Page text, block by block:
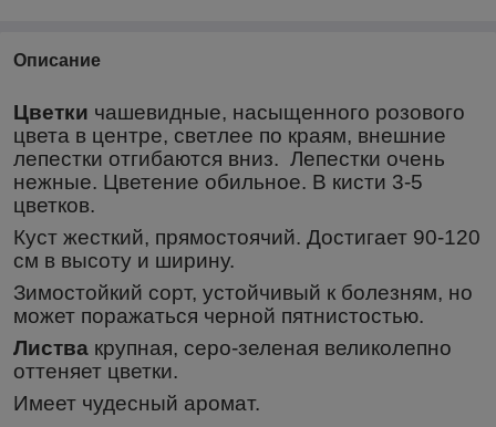
Описание
Цветки чашевидные, насыщенного розового
цвета в центре, светлее по краям, внешние
лепестки отгибаются вниз. Лепестки очень
нежные. Цветение обильное. В кисти 3-5
цветков.
Куст жесткий, прямостоячий. Достигает 90-120
см в высоту и ширину.
Зимостойкий сорт, устойчивый к болезням, но
может поражаться черной пятнистостью.
Листва крупная, серо-зеленая великолепно
оттеняет цветки.
Имеет чудесный аромат.